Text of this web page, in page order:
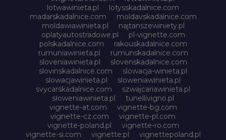
lotwawinieta.pl
lotysskadalnice.com
madarskadalnice.com
moldavskadalnice.com
moldawiawinieta.pl
najtanszewiniety.pl
oplatyautostradowe.pl
pl-vignette.com
polskadalnice.com
rakouskadalnice.com
rumuniawinieta.pl
rumunskadalnice.com
sloveniawinieta.pl
slovenskadalnice.com
slovinskadalnice.com
slowacja-winieta.pl
slowacjawinieta.pl
sloweniawinieta.pl
svycarskadalnice.com
szwajcariawinieta.pl
słoweniawinieta.pl
tunellivigno.pl
vignette-at.com
vignette-bg.com
vignette-cz.com
vignette-pl.com
vignette-poland.pl
vignette-ro.com
vignette-si.com
vignette.pl
vignettepoland.pl